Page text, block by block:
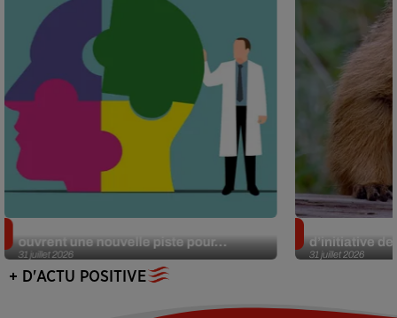
31 juillet 2026
ouvrent une nouvelle piste pour...
31 juillet 2026
d’initiative
+ D'ACTU POSITIVE